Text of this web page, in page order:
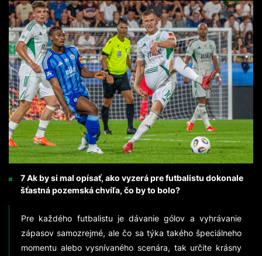
7 Ak by si mal opísať, ako vyzerá pre futbalistu dokonale
šťastná pozemská chvíľa, čo by to bolo?
Pre každého futbalistu je dávanie gólov a vyhrávanie
zápasov samozrejmé, ale čo sa týka takého špeciálneho
momentu alebo vysnívaného scenára, tak určite krásny